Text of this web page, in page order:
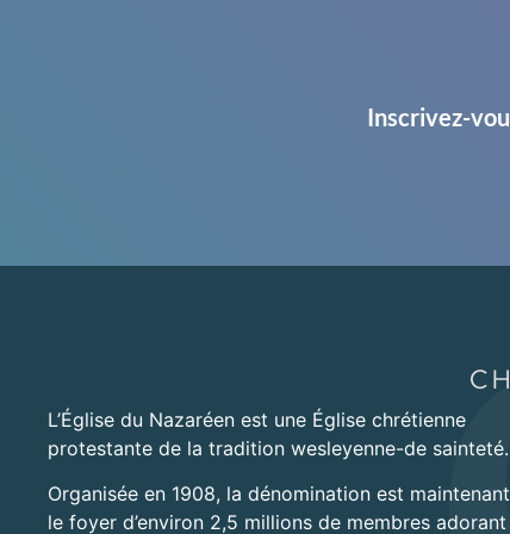
Inscrivez-
L’Église du Nazaréen est une Église chrétienne
protestante de la tradition wesleyenne-de sainteté.
Organisée en 1908, la dénomination est maintenant
le foyer d’environ 2,5 millions de membres adorant